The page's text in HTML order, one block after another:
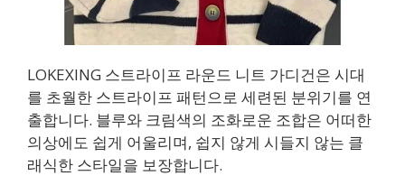
LOKEXING 스트라이프 라운드 니트 가디건은 시대
를 초월한 스트라이프 패턴으로 세련된 분위기를 연
출합니다. 블루와 크림색의 조화로운 조합은 어떠한
의상에도 쉽게 어울리며, 쉽지 않게 시들지 않는 클
래식한 스타일을 보장합니다.